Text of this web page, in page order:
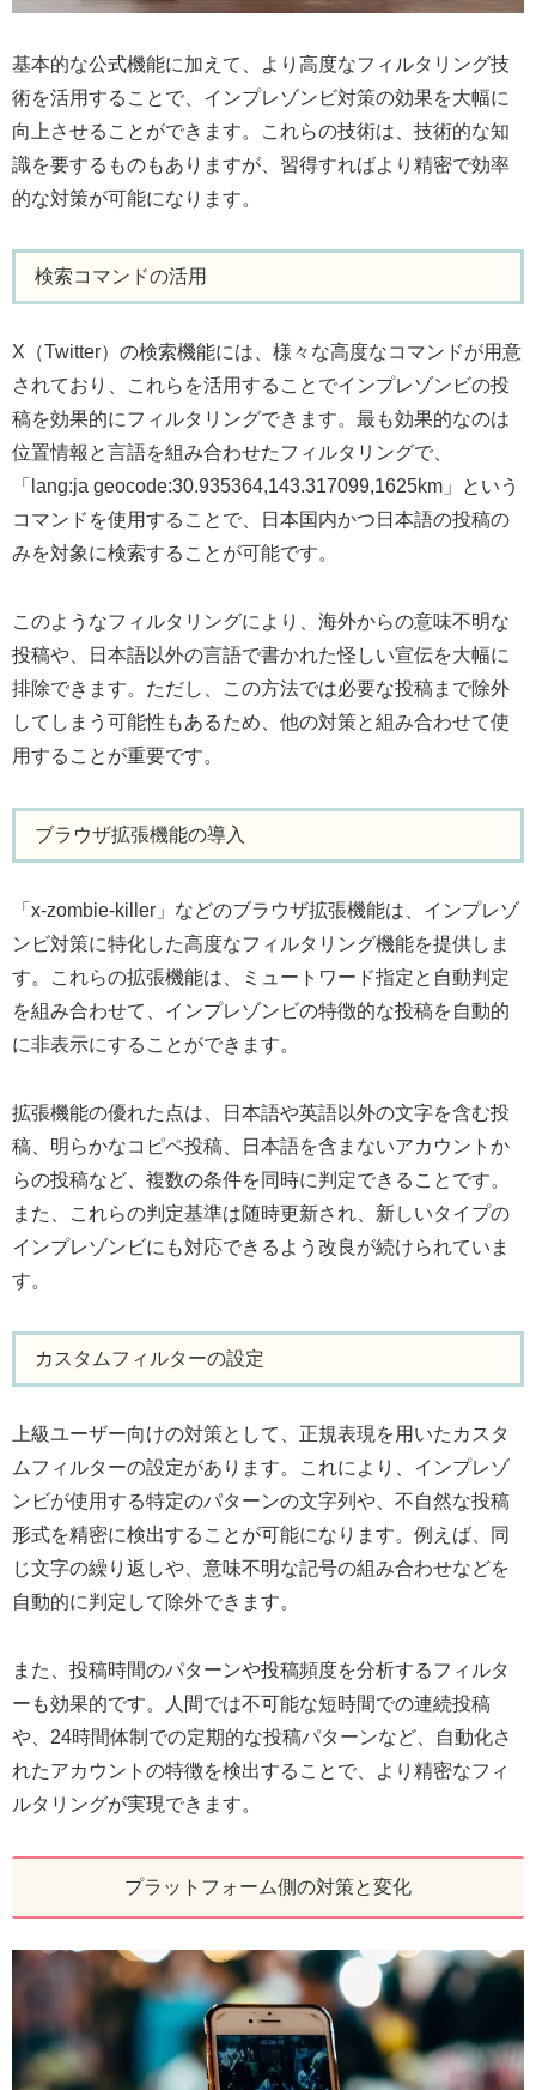
基本的な公式機能に加えて、より高度なフィルタリング技
術を活用することで、インプレゾンビ対策の効果を大幅に
向上させることができます。これらの技術は、技術的な知
識を要するものもありますが、習得すればより精密で効率
的な対策が可能になります。
検索コマンドの活用
X（Twitter）の検索機能には、様々な高度なコマンドが用意
されており、これらを活用することでインプレゾンビの投
稿を効果的にフィルタリングできます。最も効果的なのは
位置情報と言語を組み合わせたフィルタリングで、
「lang:ja geocode:30.935364,143.317099,1625km」という
コマンドを使用することで、日本国内かつ日本語の投稿の
みを対象に検索することが可能です。
このようなフィルタリングにより、海外からの意味不明な
投稿や、日本語以外の言語で書かれた怪しい宣伝を大幅に
排除できます。ただし、この方法では必要な投稿まで除外
してしまう可能性もあるため、他の対策と組み合わせて使
用することが重要です。
ブラウザ拡張機能の導入
「x-zombie-killer」などのブラウザ拡張機能は、インプレゾ
ンビ対策に特化した高度なフィルタリング機能を提供しま
す。これらの拡張機能は、ミュートワード指定と自動判定
を組み合わせて、インプレゾンビの特徴的な投稿を自動的
に非表示にすることができます。
拡張機能の優れた点は、日本語や英語以外の文字を含む投
稿、明らかなコピペ投稿、日本語を含まないアカウントか
らの投稿など、複数の条件を同時に判定できることです。
また、これらの判定基準は随時更新され、新しいタイプの
インプレゾンビにも対応できるよう改良が続けられていま
す。
カスタムフィルターの設定
上級ユーザー向けの対策として、正規表現を用いたカスタ
ムフィルターの設定があります。これにより、インプレゾ
ンビが使用する特定のパターンの文字列や、不自然な投稿
形式を精密に検出することが可能になります。例えば、同
じ文字の繰り返しや、意味不明な記号の組み合わせなどを
自動的に判定して除外できます。
また、投稿時間のパターンや投稿頻度を分析するフィルタ
ーも効果的です。人間では不可能な短時間での連続投稿
や、24時間体制での定期的な投稿パターンなど、自動化さ
れたアカウントの特徴を検出することで、より精密なフィ
ルタリングが実現できます。
プラットフォーム側の対策と変化